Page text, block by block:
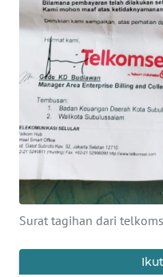
Surat tagihan dari
PEDOMAN
MEDIA
SIBER
REDAKSI
KARIR
DISCLAIMER
News